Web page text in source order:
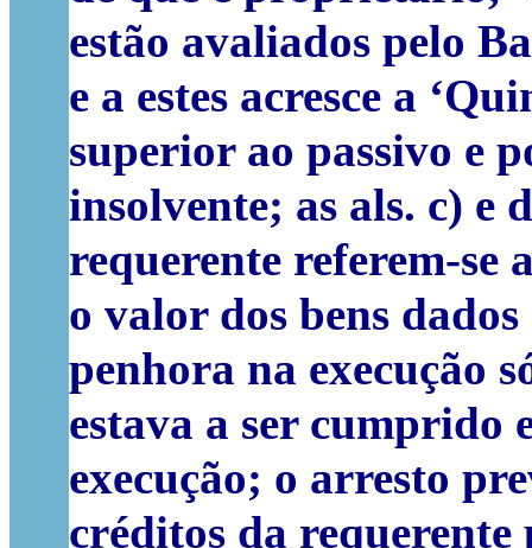
estão avaliados pelo
e a estes acresce a
superior ao passivo e
insolvente; as als. c) e
requerente referem-se
o valor dos bens
penhora na execução
estava a ser cumprido
execução; o arresto
créditos da requerente